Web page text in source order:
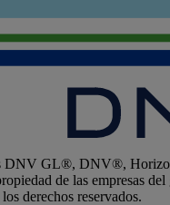
DNV GL®, DNV®,
de las empresas
derechos reservados.